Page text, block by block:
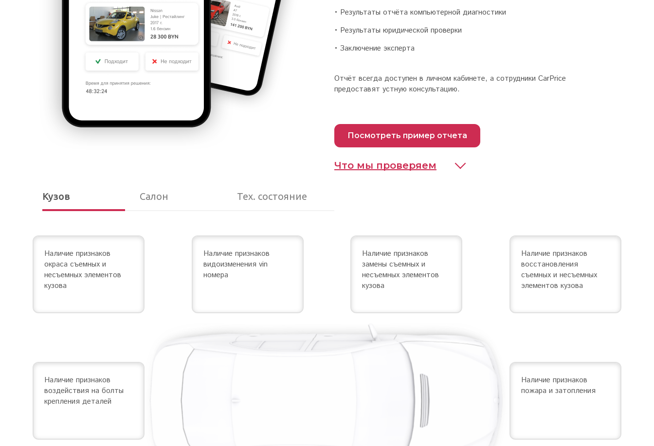
• Результаты отчёта компьютерной диагностики
• Результаты юридической проверки
• Заключение эксперта
Отчёт всегда доступен в личном кабинете, а сотрудники CarPrice
предоставят устную консультацию.
Посмотреть пример отчета
Что мы проверяем
Кузов Салон Тех. состояние
Наличие признаков
окраса съемных и
несъемных элементов
кузова
Наличие признаков
видоизменения vin
номера
Наличие признаков
замены съемных и
несъемных элементов
кузова
Наличие признаков
восстановления
съемных и несъемных
элементов кузова
Наличие признаков
воздействия на болты
крепления деталей
Наличие признаков
пожара и затопления